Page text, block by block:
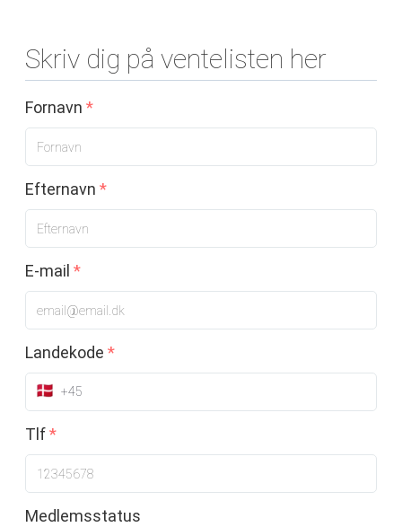
Skriv dig på ventelisten her
Fornavn *
Efternavn *
E-mail *
Landekode *
+45
Tlf*
Medlemsstatus